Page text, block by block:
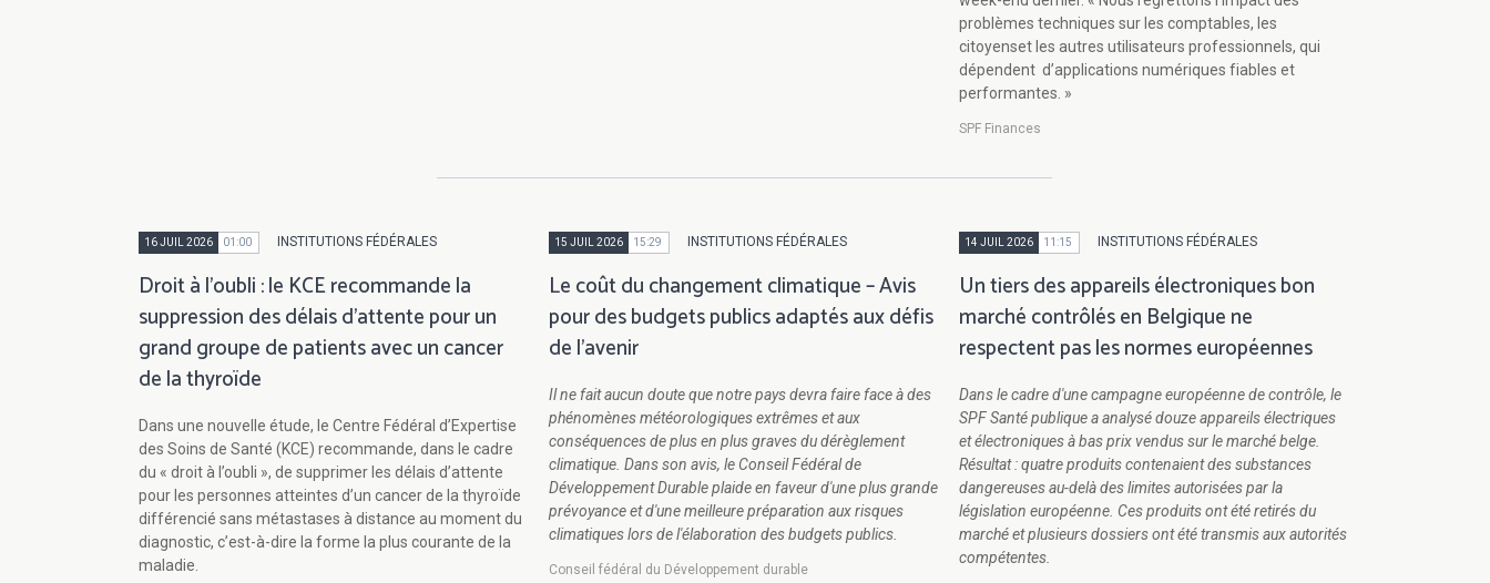
problèmes techniques sur les comptables, les
citoyenset les autres utilisateurs professionnels, qui
dépendent d’applications numériques fiables et
performantes. »
SPF Finances
16 JUIL 2026 01:00 INSTITUTIONS FÉDÉRALES
Droit à l’oubli : le KCE recommande la
suppression des délais d’attente pour un
grand groupe de patients avec un cancer
de la thyroïde
Dans une nouvelle étude, le Centre Fédéral d’Expertise
des Soins de Santé (KCE) recommande, dans le cadre
du « droit à l’oubli », de supprimer les délais d’attente
pour les personnes atteintes d’un cancer de la thyroïde
différencié sans métastases à distance au moment du
diagnostic, c’est-à-dire la forme la plus courante de la
maladie.
15 JUIL 2026 15:29 INSTITUTIONS FÉDÉRALES
Le coût du changement climatique – Avis
pour des budgets publics adaptés aux défis
de l'avenir
Il ne fait aucun doute que notre pays devra faire face à des
phénomènes météorologiques extrêmes et aux
conséquences de plus en plus graves du dérèglement
climatique. Dans son avis, le Conseil Fédéral de
Développement Durable plaide en faveur d'une plus grande
prévoyance et d'une meilleure préparation aux risques
climatiques lors de l'élaboration des budgets publics.
Conseil fédéral du Développement durable
14 JUIL 2026 11:15 INSTITUTIONS FÉDÉRALES
Un tiers des appareils électroniques bon
marché contrôlés en Belgique ne
respectent pas les normes européennes
Dans le cadre d'une campagne européenne de contrôle, le
SPF Santé publique a analysé douze appareils électriques
et électroniques à bas prix vendus sur le marché belge.
Résultat : quatre produits contenaient des substances
dangereuses au-delà des limites autorisées par la
législation européenne. Ces produits ont été retirés du
marché et plusieurs dossiers ont été transmis aux autorités
compétentes.